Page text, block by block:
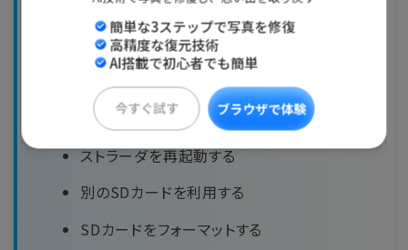
簡単な3ステップで写真を修復
高精度な復元技術
AI搭載で初心者でも簡単
今すぐ試す ブラウザで体験
SDカードの規格がストラーダに対応している
か確認する
SDカード・カーナビに物理的な損傷がないか
確認する
ストラーダを再起動する
別のSDカードを利用する
SDカードをフォーマットする